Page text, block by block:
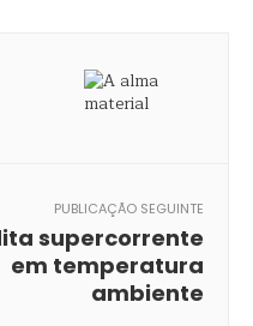
PUBLICAÇÃO SEGUINTE
supercorrente
em temperatura
ambiente